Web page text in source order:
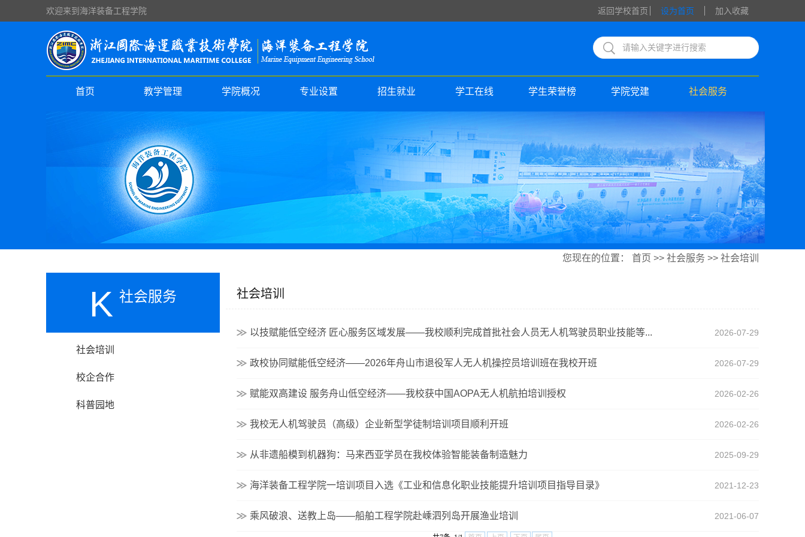
欢迎来到海洋装备工程学院 返回学校首页 设为首页 加入收藏
首页 教学管理 学院概况 专业设置 招生就业 学工在线 学生荣誉榜 学院党建 社会服务
您现在的位置： 首页 >> 社会服务 >> 社会培训
K 社会服务
社会培训
校企合作
科普园地
社会培训
2026-07-29
以技赋能低空经济 匠心服务区域发展——我校顺利完成首批社会人员无人机驾驶员职业技能等...
2026-07-29
政校协同赋能低空经济——2026年舟山市退役军人无人机操控员培训班在我校开班
2026-02-26
赋能双高建设 服务舟山低空经济——我校获中国AOPA无人机航拍培训授权
2026-02-26
我校无人机驾驶员（高级）企业新型学徒制培训项目顺利开班
2025-09-29
从非遗船模到机器狗：马来西亚学员在我校体验智能装备制造魅力
2021-12-23
海洋装备工程学院一培训项目入选《工业和信息化职业技能提升培训项目指导目录》
2021-06-07
乘风破浪、送教上岛——船舶工程学院赴嵊泗列岛开展渔业培训